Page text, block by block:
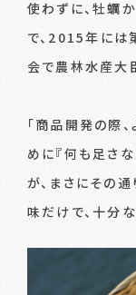
使わずに、牡蠣
で、2015年に
会で農林水産大
「商品開発の際
めに『何も足さ
が、まさにその
味だけで、十分